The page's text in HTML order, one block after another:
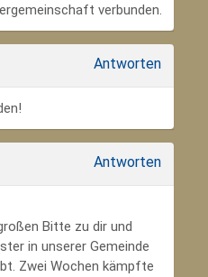
verbunden.
Antworten
Antworten
Bitte zu dir und
in unserer Gemeinde
Zwei Wochen kämpfte